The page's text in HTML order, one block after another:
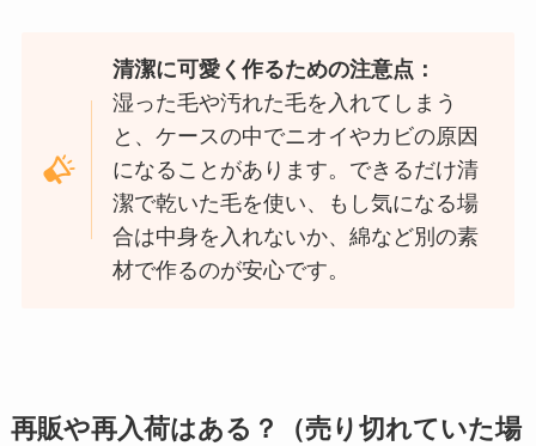
清潔に可愛く作るための注意点：
湿った毛や汚れた毛を入れてしまう
と、ケースの中でニオイやカビの原因
になることがあります。できるだけ清
潔で乾いた毛を使い、もし気になる場
合は中身を入れないか、綿など別の素
材で作るのが安心です。
再販や再入荷はある？（売り切れていた場